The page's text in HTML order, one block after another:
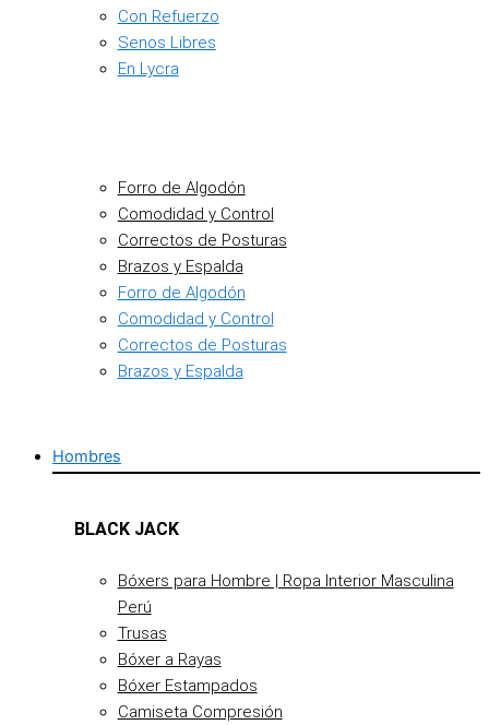
Con Refuerzo
Senos Libres
En Lycra
Forro de Algodón
Comodidad y Control
Correctos de Posturas
Brazos y Espalda
Forro de Algodón
Comodidad y Control
Correctos de Posturas
Brazos y Espalda
Hombres
BLACK JACK
Bóxers para Hombre | Ropa Interior Masculina
Perú
Trusas
Bóxer a Rayas
Bóxer Estampados
Camiseta Compresión